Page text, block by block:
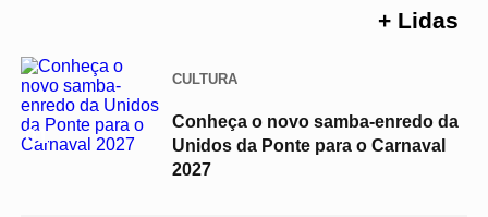
+ Lidas
01
CULTURA
Conheça o novo samba-enredo da
Unidos da Ponte para o Carnaval
2027